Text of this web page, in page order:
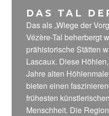
DAS TAL
Das als „Wiege der
Vézère-Tal beherbergt
prähistorische Stätten
Lascaux. Diese
Jahre alten
bieten einen
frühesten
Menschheit. Die